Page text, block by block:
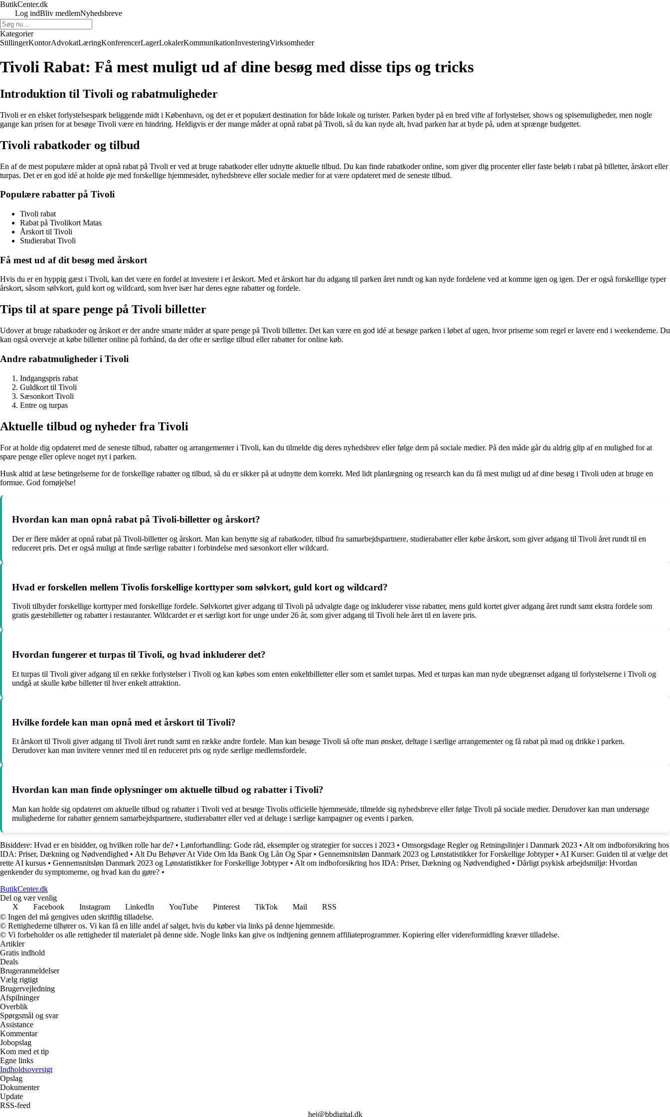
ButikCenter.dk
Log indBliv medlemNyhedsbreve
Kategorier
StillingerKontorAdvokatLæringKonferencerLagerLokalerKommunikationInvesteringVirksomheder
Tivoli Rabat: Få mest muligt ud af dine besøg med disse tips og tricks
Introduktion til Tivoli og rabatmuligheder
Tivoli er en elsket forlystelsespark beliggende midt i København, og det er et populært destination for både lokale og turister. Parken byder på en bred vifte af forlystelser, shows og spisemuligheder, men nogle
gange kan prisen for at besøge Tivoli være en hindring. Heldigvis er der mange måder at opnå rabat på Tivoli, så du kan nyde alt, hvad parken har at byde på, uden at sprænge budgettet.
Tivoli rabatkoder og tilbud
En af de mest populære måder at opnå rabat på Tivoli er ved at bruge rabatkoder eller udnytte aktuelle tilbud. Du kan finde rabatkoder online, som giver dig procenter eller faste beløb i rabat på billetter, årskort eller
turpas. Det er en god idé at holde øje med forskellige hjemmesider, nyhedsbreve eller sociale medier for at være opdateret med de seneste tilbud.
Populære rabatter på Tivoli
Tivoli rabat
Rabat på Tivolikort Matas
Årskort til Tivoli
Studierabat Tivoli
Få mest ud af dit besøg med årskort
Hvis du er en hyppig gæst i Tivoli, kan det være en fordel at investere i et årskort. Med et årskort har du adgang til parken året rundt og kan nyde fordelene ved at komme igen og igen. Der er også forskellige typer
årskort, såsom sølvkort, guld kort og wildcard, som hver især har deres egne rabatter og fordele.
Tips til at spare penge på Tivoli billetter
Udover at bruge rabatkoder og årskort er der andre smarte måder at spare penge på Tivoli billetter. Det kan være en god idé at besøge parken i løbet af ugen, hvor priserne som regel er lavere end i weekenderne. Du
kan også overveje at købe billetter online på forhånd, da der ofte er særlige tilbud eller rabatter for online køb.
Andre rabatmuligheder i Tivoli
Indgangspris rabat
Guldkort til Tivoli
Sæsonkort Tivoli
Entre og turpas
Aktuelle tilbud og nyheder fra Tivoli
For at holde dig opdateret med de seneste tilbud, rabatter og arrangementer i Tivoli, kan du tilmelde dig deres nyhedsbrev eller følge dem på sociale medier. På den måde går du aldrig glip af en mulighed for at
spare penge eller opleve noget nyt i parken.
Husk altid at læse betingelserne for de forskellige rabatter og tilbud, så du er sikker på at udnytte dem korrekt. Med lidt planlægning og research kan du få mest muligt ud af dine besøg i Tivoli uden at bruge en
formue. God fornøjelse!
Hvordan kan man opnå rabat på Tivoli-billetter og årskort?
Der er flere måder at opnå rabat på Tivoli-billetter og årskort. Man kan benytte sig af rabatkoder, tilbud fra samarbejdspartnere, studierabatter eller købe årskort, som giver adgang til Tivoli året rundt til en
reduceret pris. Det er også muligt at finde særlige rabatter i forbindelse med sæsonkort eller wildcard.
Hvad er forskellen mellem Tivolis forskellige korttyper som sølvkort, guld kort og wildcard?
Tivoli tilbyder forskellige korttyper med forskellige fordele. Sølvkortet giver adgang til Tivoli på udvalgte dage og inkluderer visse rabatter, mens guld kortet giver adgang året rundt samt ekstra fordele som
gratis gæstebilletter og rabatter i restauranter. Wildcardet er et særligt kort for unge under 26 år, som giver adgang til Tivoli hele året til en lavere pris.
Hvordan fungerer et turpas til Tivoli, og hvad inkluderer det?
Et turpas til Tivoli giver adgang til en række forlystelser i Tivoli og kan købes som enten enkeltbilletter eller som et samlet turpas. Med et turpas kan man nyde ubegrænset adgang til forlystelserne i Tivoli og
undgå at skulle købe billetter til hver enkelt attraktion.
Hvilke fordele kan man opnå med et årskort til Tivoli?
Et årskort til Tivoli giver adgang til Tivoli året rundt samt en række andre fordele. Man kan besøge Tivoli så ofte man ønsker, deltage i særlige arrangementer og få rabat på mad og drikke i parken.
Derudover kan man invitere venner med til en reduceret pris og nyde særlige medlemsfordele.
Hvordan kan man finde oplysninger om aktuelle tilbud og rabatter i Tivoli?
Man kan holde sig opdateret om aktuelle tilbud og rabatter i Tivoli ved at besøge Tivolis officielle hjemmeside, tilmelde sig nyhedsbreve eller følge Tivoli på sociale medier. Derudover kan man undersøge
mulighederne for rabatter gennem samarbejdspartnere, studierabatter eller ved at deltage i særlige kampagner og events i parken.
Bisiddere: Hvad er en bisidder, og hvilken rolle har de? • Lønforhandling: Gode råd, eksempler og strategier for succes i 2023 • Omsorgsdage Regler og Retningslinjer i Danmark 2023 • Alt om indboforsikring hos
IDA: Priser, Dækning og Nødvendighed • Alt Du Behøver At Vide Om Ida Bank Og Lån Og Spar• Gennemsnitsløn Danmark 2023 og Lønstatistikker for Forskellige Jobtyper• AI Kurser: Guiden til at vælge det
rette AI kursus • Gennemsnitsløn Danmark 2023 og Lønstatistikker for Forskellige Jobtyper• Alt om indboforsikring hos IDA: Priser, Dækning og Nødvendighed • Dårligt psykisk arbejdsmiljø: Hvordan
genkender du symptomerne, og hvad kan du gøre? •
ButikCenter.dk
Del og vær venlig
X
Facebook Instagram LinkedIn YouTube Pinterest TikTok Mail
RSS
© Ingen del må gengives uden skriftlig tilladelse.
© Rettighederne tilhører os. Vi kan få en lille andel af salget, hvis du køber via links på denne hjemmeside.
© Vi forbeholder os alle rettigheder til materialet på denne side. Nogle links kan give os indtjening gennem affiliateprogrammer. Kopiering eller videreformidling kræver tilladelse.
Artikler
Gratis indhold
Deals
Brugeranmeldelser
Vælg rigtigt
Brugervejledning
Afspilninger
Overblik
Spørgsmål og svar
Assistance
Kommentar
Jobopslag
Kom med et tip
Egne links
Indholdsoversigt
Opslag
Dokumenter
Update
RSS-feed
hej@bbdigital.dk